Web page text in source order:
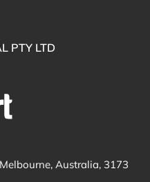
PTY LTD
Australia, 3173